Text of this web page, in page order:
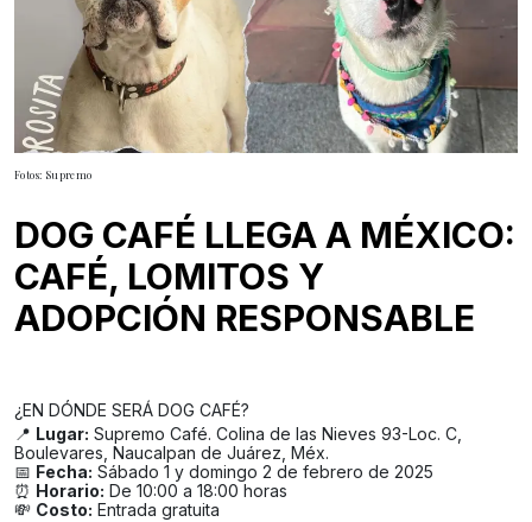
Fotos: Supremo
DOG CAFÉ LLEGA A MÉXICO:
CAFÉ, LOMITOS Y
ADOPCIÓN RESPONSABLE
¿EN DÓNDE SERÁ DOG CAFÉ?
📍 Lugar: Supremo Café. Colina de las Nieves 93-Loc. C,
Boulevares, Naucalpan de Juárez, Méx.
📅 Fecha: Sábado 1 y domingo 2 de febrero de 2025
⏰ Horario: De 10:00 a 18:00 horas
💸 Costo: Entrada gratuita